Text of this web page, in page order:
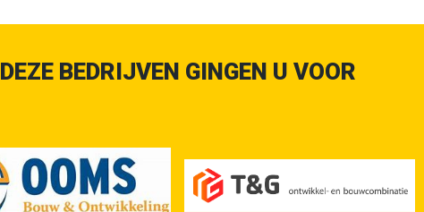
DEZE BEDRIJVEN GINGEN U VOOR